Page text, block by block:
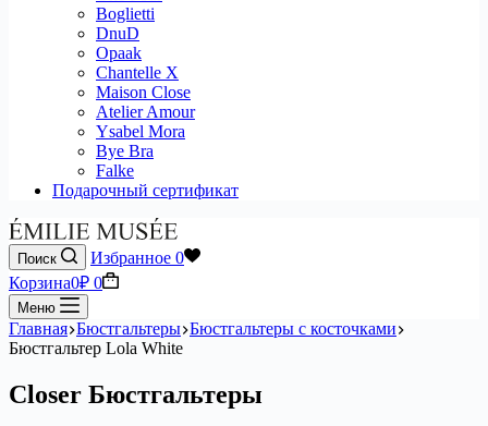
Boglietti
DnuD
Opaak
Chantelle X
Maison Close
Atelier Amour
Ysabel Mora
Bye Bra
Falke
Подарочный сертификат
Поиск Избранное 0
Корзина0₽ 0
Меню
Главная Бюстгальтеры Бюстгальтеры с косточками
Бюстгальтер Lola White
Closer Бюстгальтеры